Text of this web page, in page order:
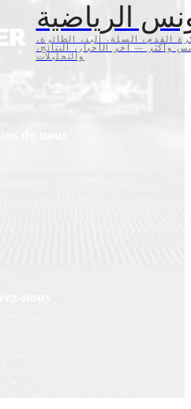
الرياضية
القدم، السلة، اليد، الطائرة،
وأكثر — آخر الأخبار، النتائج،
والتحليلات